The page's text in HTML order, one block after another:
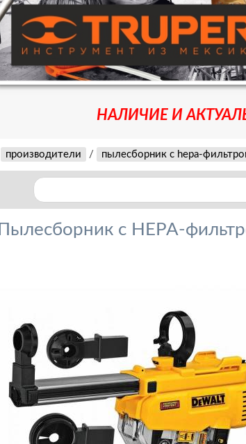
НАЛИЧИЕ И
производители / пылесборник с hepa-
Пылесборник с HEPA-